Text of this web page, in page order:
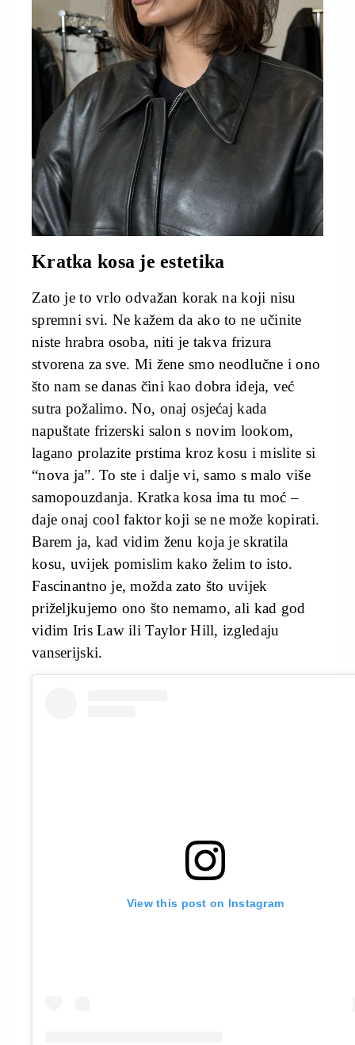
Kratka kosa je estetika
Zato je to vrlo odvažan korak na koji nisu
spremni svi. Ne kažem da ako to ne učinite
niste hrabra osoba, niti je takva frizura
stvorena za sve. Mi žene smo neodlučne i ono
što nam se danas čini kao dobra ideja, već
sutra požalimo. No, onaj osjećaj kada
napuštate frizerski salon s novim lookom,
lagano prolazite prstima kroz kosu i mislite si
“nova ja”. To ste i dalje vi, samo s malo više
samopouzdanja. Kratka kosa ima tu moć –
daje onaj cool faktor koji se ne može kopirati.
Barem ja, kad vidim ženu koja je skratila
kosu, uvijek pomislim kako želim to isto.
Fascinantno je, možda zato što uvijek
priželjkujemo ono što nemamo, ali kad god
vidim Iris Law ili Taylor Hill, izgledaju
vanserijski.
View this post on Instagram